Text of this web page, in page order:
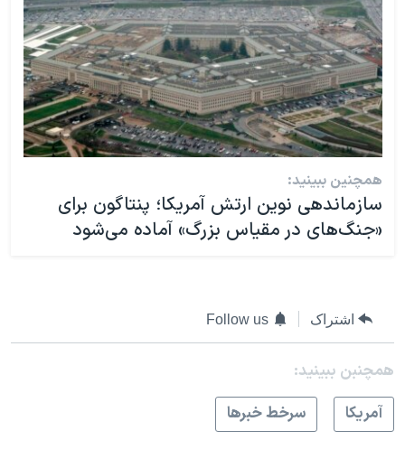
همچنین ببینید:
سازماندهی نوین ارتش آمریکا؛ پنتاگون برای
«جنگ‌های در مقیاس بزرگ» آماده می‌شود
اشتراک Follow us
همچنبن ببینید:
آمريکا
سرخط خبرها